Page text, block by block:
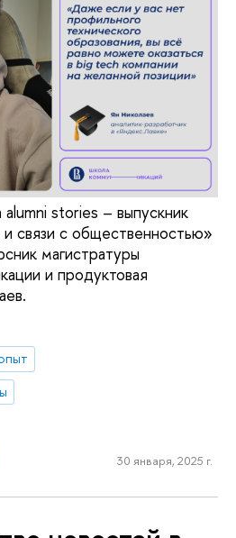
alumni stories – выпускник
связи с общественностью»
магистратуры
и продуктовая
30 января, 2025 г.